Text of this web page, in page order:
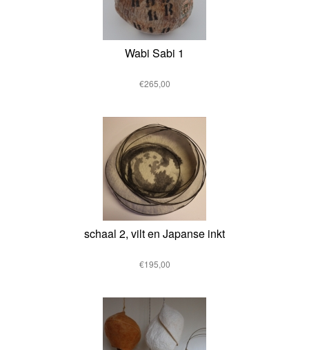
Wabi Sabi 1
€265,00
schaal 2, vilt en Japanse inkt
€195,00